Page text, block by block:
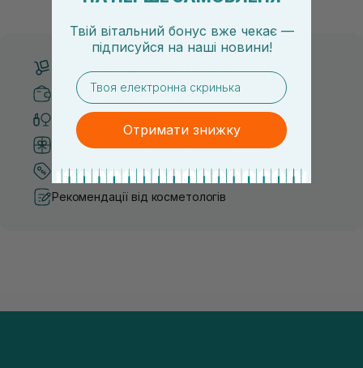
Безпечні способи оплати
Тільки оригінальна косметика
Система бонусів та лояльності
Кращі ціни та топ товари
Рекомендації від косметологів
Твій вітальний бонус вже чекає —
підписуйся на наші новини!
email
Отримати знижку